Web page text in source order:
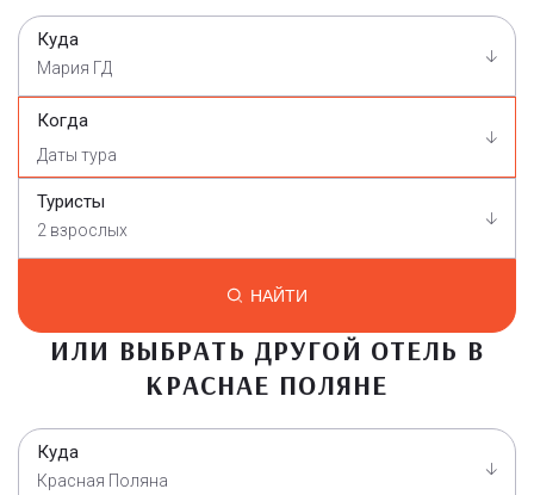
Куда
Мария ГД
Когда
Туристы
2 взрослых
НАЙТИ
ИЛИ ВЫБРАТЬ ДРУГОЙ ОТЕЛЬ В
КРАСНАЕ ПОЛЯНЕ
Куда
Красная Поляна